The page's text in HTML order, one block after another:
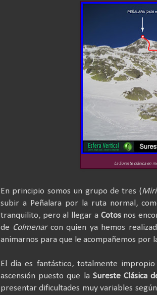
La Sureste clásica en
En principio somos un grupo de tres (
subir a Peñalara por la ruta normal,
tranquilito, pero al llegar a Cotos nos
de Colmenar con quien ya hemos
animarnos para que le acompañemos por
El día es fantástico, totalmente
ascensión puesto que la Sureste Clásica
presentar dificultades muy variables